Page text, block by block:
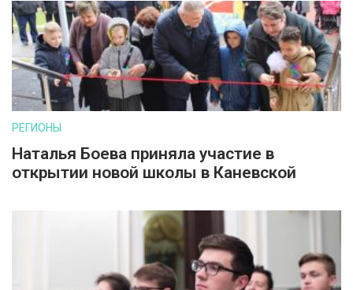
РЕГИОНЫ
Наталья Боева приняла участие в
открытии новой школы в Каневской